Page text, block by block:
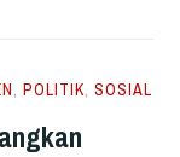
,POLITIK,SOSIAL